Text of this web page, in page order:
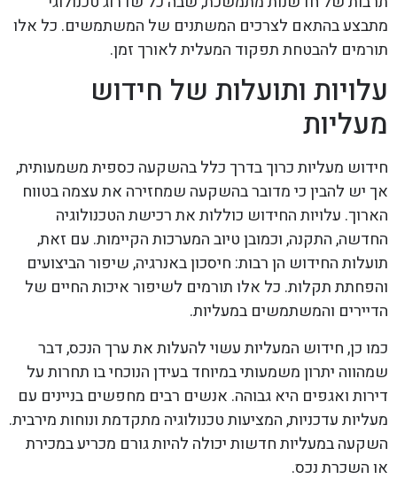
מתבצע בהתאם לצרכים המשתנים של המשתמשים. כל אלו
תורמים להבטחת תפקוד המעלית לאורך זמן.
עלויות ותועלות של חידוש
מעליות
חידוש מעליות כרוך בדרך כלל בהשקעה כספית משמעותית,
אך יש להבין כי מדובר בהשקעה שמחזירה את עצמה בטווח
הארוך. עלויות החידוש כוללות את רכישת הטכנולוגיה
החדשה, התקנה, וכמובן טיוב המערכות הקיימות. עם זאת,
תועלות החידוש הן רבות: חיסכון באנרגיה, שיפור הביצועים
והפחתת תקלות. כל אלו תורמים לשיפור איכות החיים של
הדיירים והמשתמשים במעליות.
כמו כן, חידוש המעליות עשוי להעלות את ערך הנכס, דבר
שמהווה יתרון משמעותי במיוחד בעידן הנוכחי בו תחרות על
דירות ואגפים היא גבוהה. אנשים רבים מחפשים בניינים עם
מעליות עדכניות, המציעות טכנולוגיה מתקדמת ונוחות מירבית.
השקעה במעליות חדשות יכולה להיות גורם מכריע במכירת
או השכרת נכס.